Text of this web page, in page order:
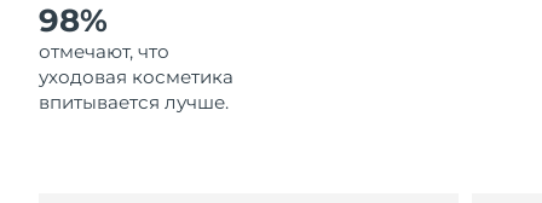
98%
отмечают, что
уходовая косметика
впитывается лучше.
Мальта